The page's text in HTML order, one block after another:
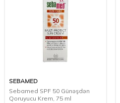
SEBAMED
Sebamed SPF 50 Günəşdən
Qoruyucu Krem, 75 ml